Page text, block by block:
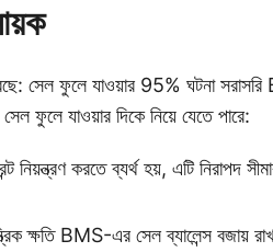
সেল ফুলে যাওয়ার 95% ঘটনা সরাসরি
ফুলে যাওয়ার দিকে নিয়ে যেতে পারে:
করতে ব্যর্থ হয়, এটি নিরাপদ সীমার
ক্ষতি BMS-এর সেল ব্যালেন্স বজায়